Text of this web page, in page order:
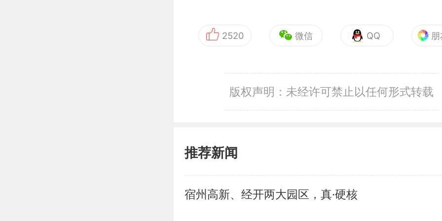
2520 微信 QQ
版权声明：未经许可禁止以任何形式转载
推荐新闻
宿州高新、经开两大园区，真·硬核